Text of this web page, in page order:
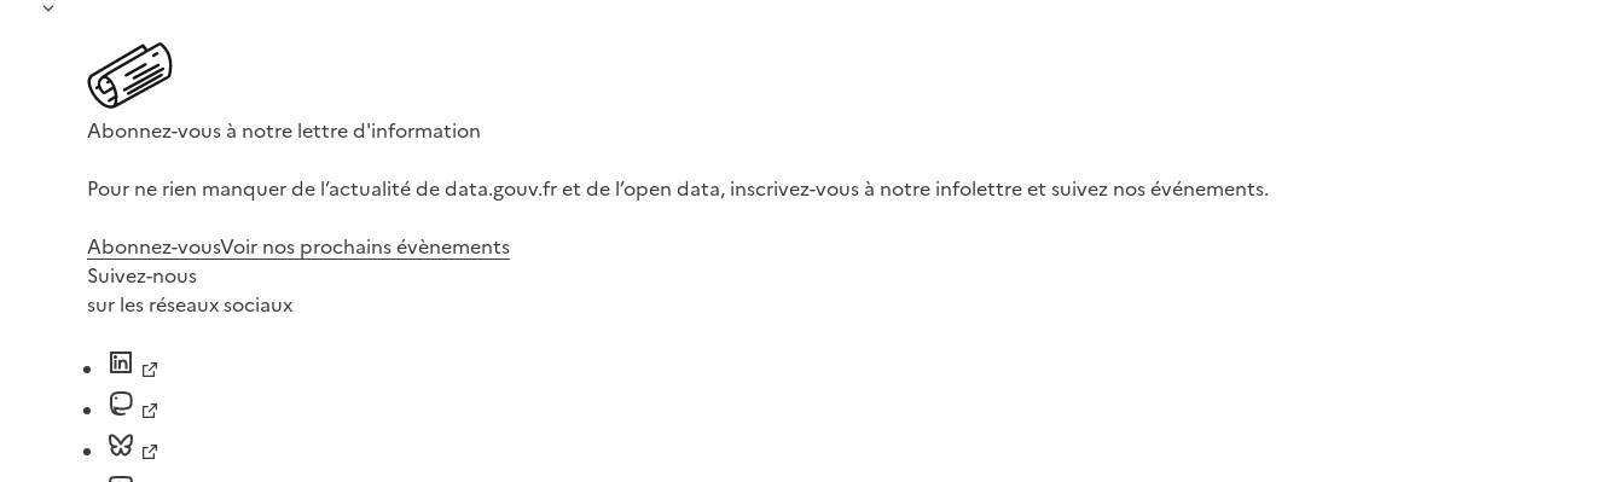
Abonnez-vous à notre lettre d'information
Pour ne rien manquer de l’actualité de data.gouv.fr et de l’open data, inscrivez-vous à notre infolettre et suivez nos événements.
Abonnez-vousVoir nos prochains évènements
Suivez-nous
sur les réseaux sociaux